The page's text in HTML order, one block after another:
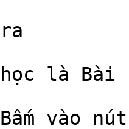
là Bài
vào